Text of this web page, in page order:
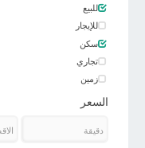
للبيع
للإيجار
سكن
تجاري
زمین
السعر